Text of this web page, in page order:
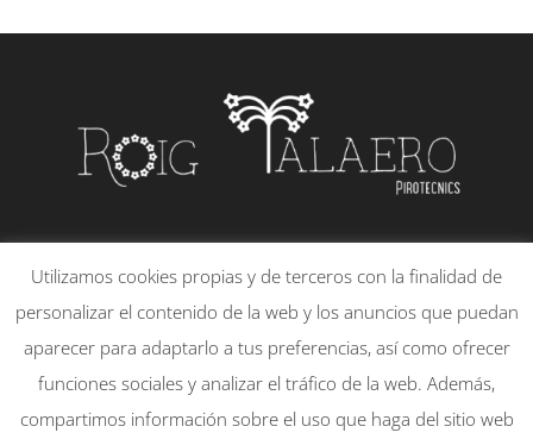
PLAÇA DE LA CONSTITUCIÓ, 21 – 1
46130 – MASSAMAGRELL
651830095
info@rtpirotecnicsmassamagrell.es
Utilizamos cookies propias y de terceros con la finalidad de
personalizar el contenido de la web y los anuncios que puedan
aparecer para adaptarlo a tus preferencias, así como ofrecer
funciones sociales y analizar el tráfico de la web. Además,
compartimos información sobre el uso que haga del sitio web